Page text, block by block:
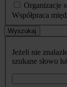
Organizacje
Współpraca
Wyszukaj
Jeżeli nie
szukane słowo